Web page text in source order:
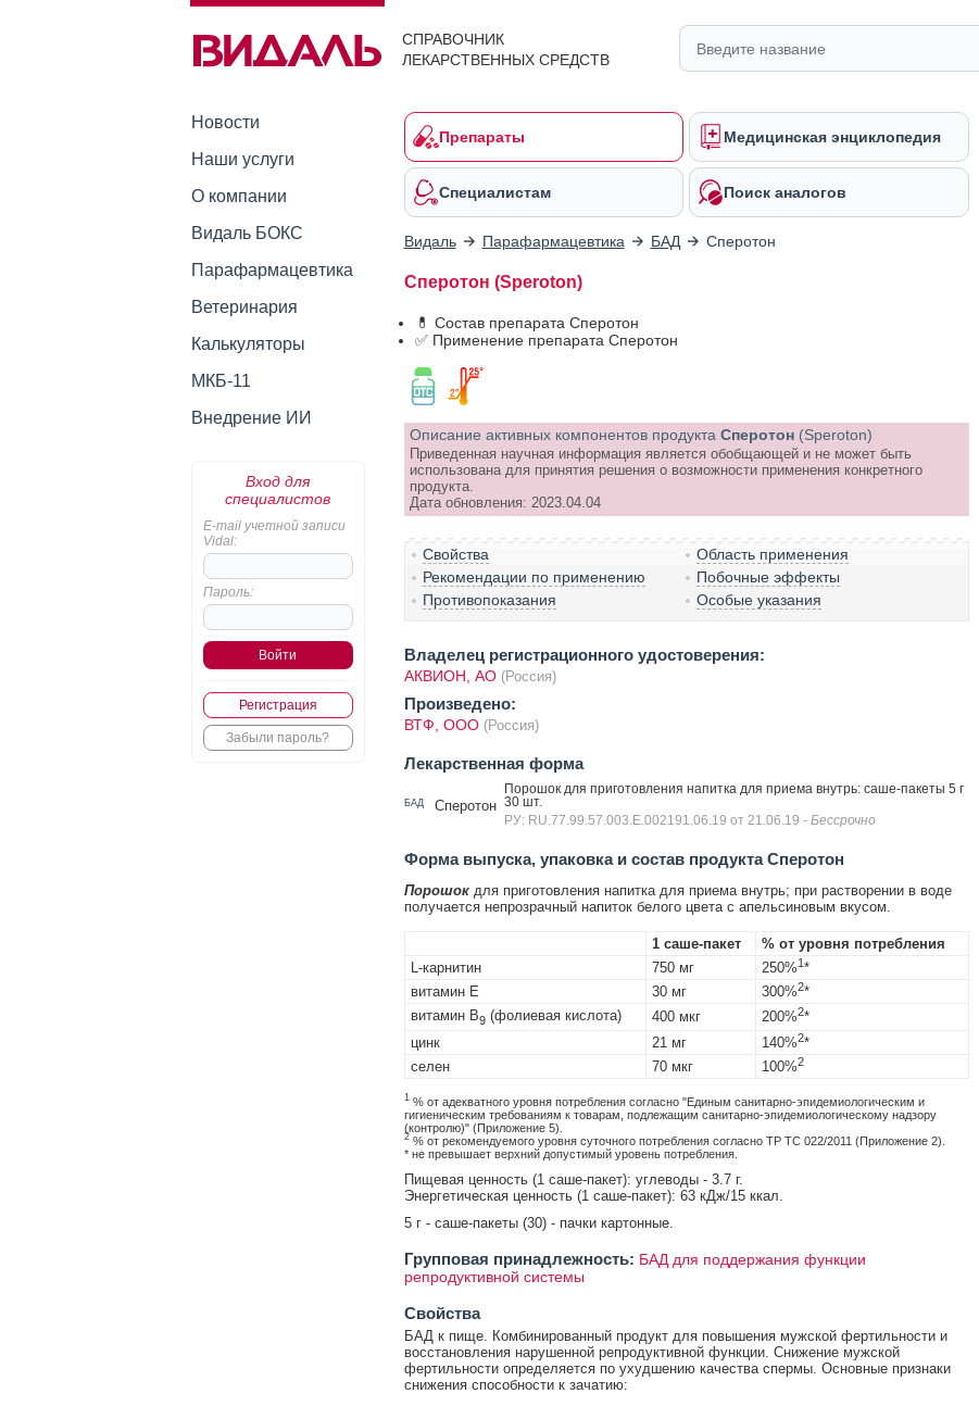
СПРАВОЧНИК
ЛЕКАРСТВЕННЫХ СРЕДСТВ
Новости
Наши услуги
О компании
Видаль БОКС
Парафармацевтика
Ветеринария
Калькуляторы
МКБ-11
Внедрение ИИ
Вход для
специалистов
E-mail учетной записи
Vidal:
Пароль:
Регистрация
Забыли пароль?
Препараты Медицинская энциклопедия
Специалистам Поиск аналогов
Видаль Парафармацевтика БАД Сперотон
Сперотон (Speroton)
💊 Состав препарата Сперотон
✅ Применение препарата Сперотон
Описание активных компонентов продукта Сперотон (Speroton)
Приведенная научная информация является обобщающей и не может быть
использована для принятия решения о возможности применения конкретного
продукта.
Дата обновления: 2023.04.04
Свойства
Область применения
Рекомендации по применению
Побочные эффекты
Противопоказания
Особые указания
Владелец регистрационного удостоверения:
АКВИОН, АО (Россия)
Произведено:
ВТФ, ООО (Россия)
Лекарственная форма
БАД Сперотон
Порошок для приготовления напитка для приема внутрь: саше-пакеты 5 г
30 шт.
РУ: RU.77.99.57.003.Е.002191.06.19 от 21.06.19 - Бессрочно
Форма выпуска, упаковка и состав продукта Сперотон
Порошокдля приготовления напитка для приема внутрь; при растворении в воде
получается непрозрачный напиток белого цвета с апельсиновым вкусом.
1 саше-пакет
% от уровня потребления
L-карнитин
750 мг 250%1*
витамин Е
30 мг 300%2*
витамин В9(фолиевая кислота) 400 мкг 200%2*
цинк
21 мг 140%2*
селен
70 мкг 100%2
1% от адекватного уровня потребления согласно "Единым санитарно-эпидемиологическим и
гигиеническим требованиям к товарам, подлежащим санитарно-эпидемиологическому надзору
(контролю)" (Приложение 5).
2% от рекомендуемого уровня суточного потребления согласно ТР ТС 022/2011 (Приложение 2).
* не превышает верхний допустимый уровень потребления.
Пищевая ценность (1 саше-пакет): углеводы - 3.7 г.
Энергетическая ценность (1 саше-пакет): 63 кДж/15 ккал.
5 г - саше-пакеты (30) - пачки картонные.
Групповая принадлежность: БАД для поддержания функции
репродуктивной системы
Свойства
БАД к пище. Комбинированный продукт для повышения мужской фертильности и
восстановления нарушенной репродуктивной функции. Снижение мужской
фертильности определяется по ухудшению качества спермы. Основные признаки
снижения способности к зачатию: